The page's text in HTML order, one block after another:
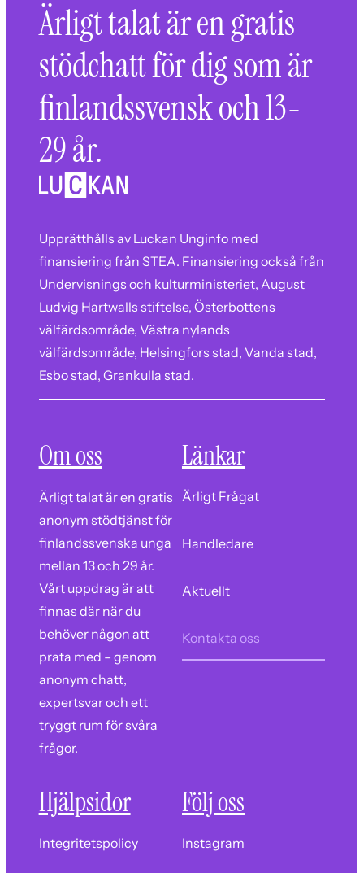
Ärligt talat är en gratis
stödchatt för dig som är
finlandssvensk och 13-
29 år.
Upprätthålls av Luckan Unginfo med
finansiering från STEA. Finansiering också från
Undervisnings och kulturministeriet, August
Ludvig Hartwalls stiftelse, Österbottens
välfärdsområde, Västra nylands
välfärdsområde, Helsingfors stad, Vanda stad,
Esbo stad, Grankulla stad.
Om oss
Ärligt talat är en gratis
anonym stödtjänst för
finlandssvenska unga
mellan 13 och 29 år.
Vårt uppdrag är att
finnas där när du
behöver någon att
prata med – genom
anonym chatt,
expertsvar och ett
tryggt rum för svåra
frågor.
Länkar
Ärligt Frågat
Handledare
Aktuellt
Kontakta oss
Hjälpsidor
Integritetspolicy
Följ oss
Instagram